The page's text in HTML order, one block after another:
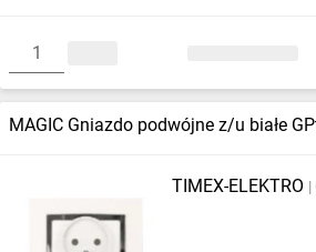
MAGIC Gniazdo podwójne z/u białe
TIMEX-ELEKTRO